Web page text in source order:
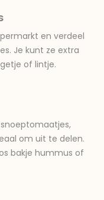
en verdeel
Je kunt ze extra
of lintje.
snoeptomaatjes,
om uit te delen.
bakje hummus of